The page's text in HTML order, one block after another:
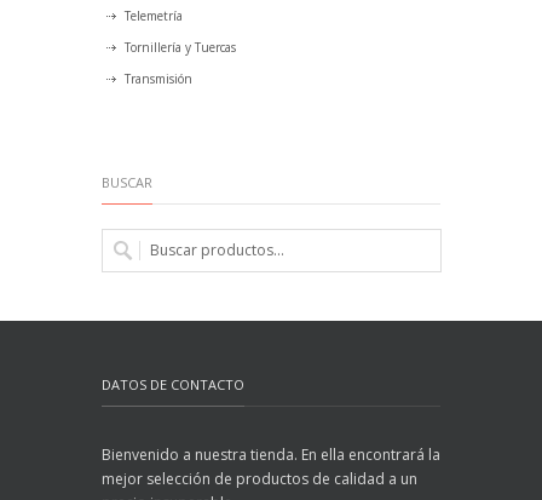
Telemetría
Tornillería y Tuercas
Transmisión
BUSCAR
DATOS DE CONTACTO
Bienvenido a nuestra tienda. En ella encontrará la
mejor selección de productos de calidad a un